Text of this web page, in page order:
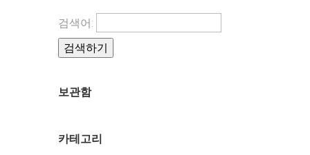
검색어:
보관함
카테고리